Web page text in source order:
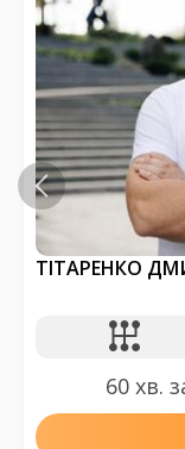
ТІТАРЕНКО
60 хв.